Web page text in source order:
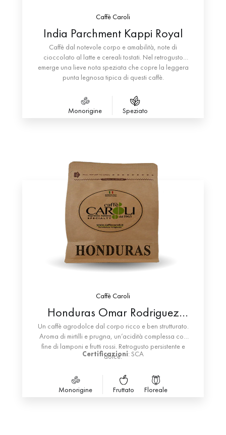
Caffè Caroli
India Parchment Kappi Royal
Caffè dal notevole corpo e amabilità, note di
cioccolato al latte e cereali tostati. Nel retrogusto
emerge una lieve nota speziata che copre la leggera
punta legnosa tipica di questi caffè.
Monorigine Speziato
Caffè Caroli
Honduras Omar Rodriguez
Natural Specialty
Un caffè agrodolce dal corpo ricco e ben strutturato.
Aroma di mirtilli e prugna, un’acidità complessa con
fine di lamponi e frutti rossi. Retrogusto persistente e
dolce.
Certificazioni: SCA
Monorigine Fruttato Floreale